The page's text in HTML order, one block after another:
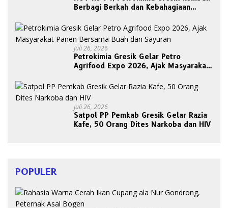
Berbagi Berkah dan Kebahagiaan
Juli 26, 2026
Petrokimia Gresik Gelar Petro
Agrifood Expo 2026, Ajak Masyarakat
Juli 26, 2026
Satpol PP Pemkab Gresik Gelar Razia
Kafe, 50 Orang Dites Narkoba dan HIV
POPULER